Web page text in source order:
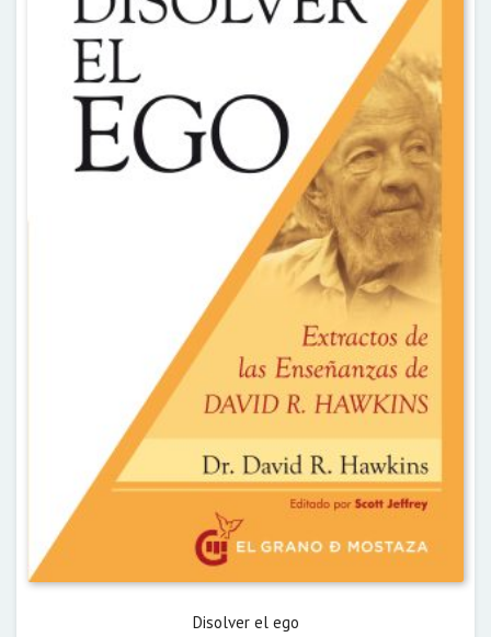
Disolver el ego